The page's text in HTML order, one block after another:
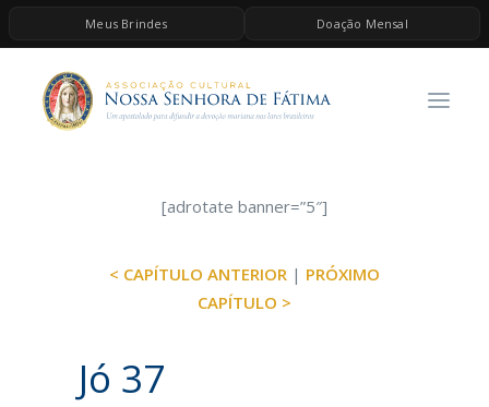
Meus Brindes Doação Mensal
HOME
A ASSOCIAÇÃO
ESPIRITUALIDADE
BRINDES
[adrotate banner=”5″]
< CAPÍTULO ANTERIOR | PRÓXIMO
CAPÍTULO >
Jó 37